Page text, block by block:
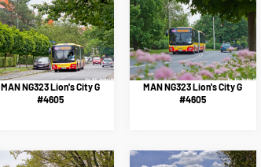
MAN NG323 Lion's City G
#4605
MAN NG323 Lion's City G
#4605